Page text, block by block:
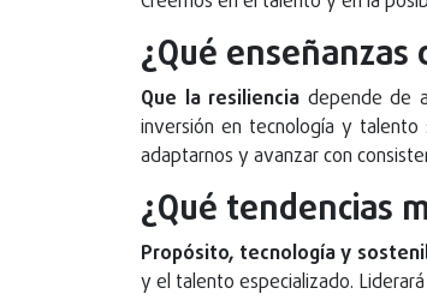
¿Qué
Que la resiliencia depende de
inversión en tecnología y talento
adaptarnos y avanzar con
¿Qué tendencias
Propósito, tecnología y
y el talento especializado.